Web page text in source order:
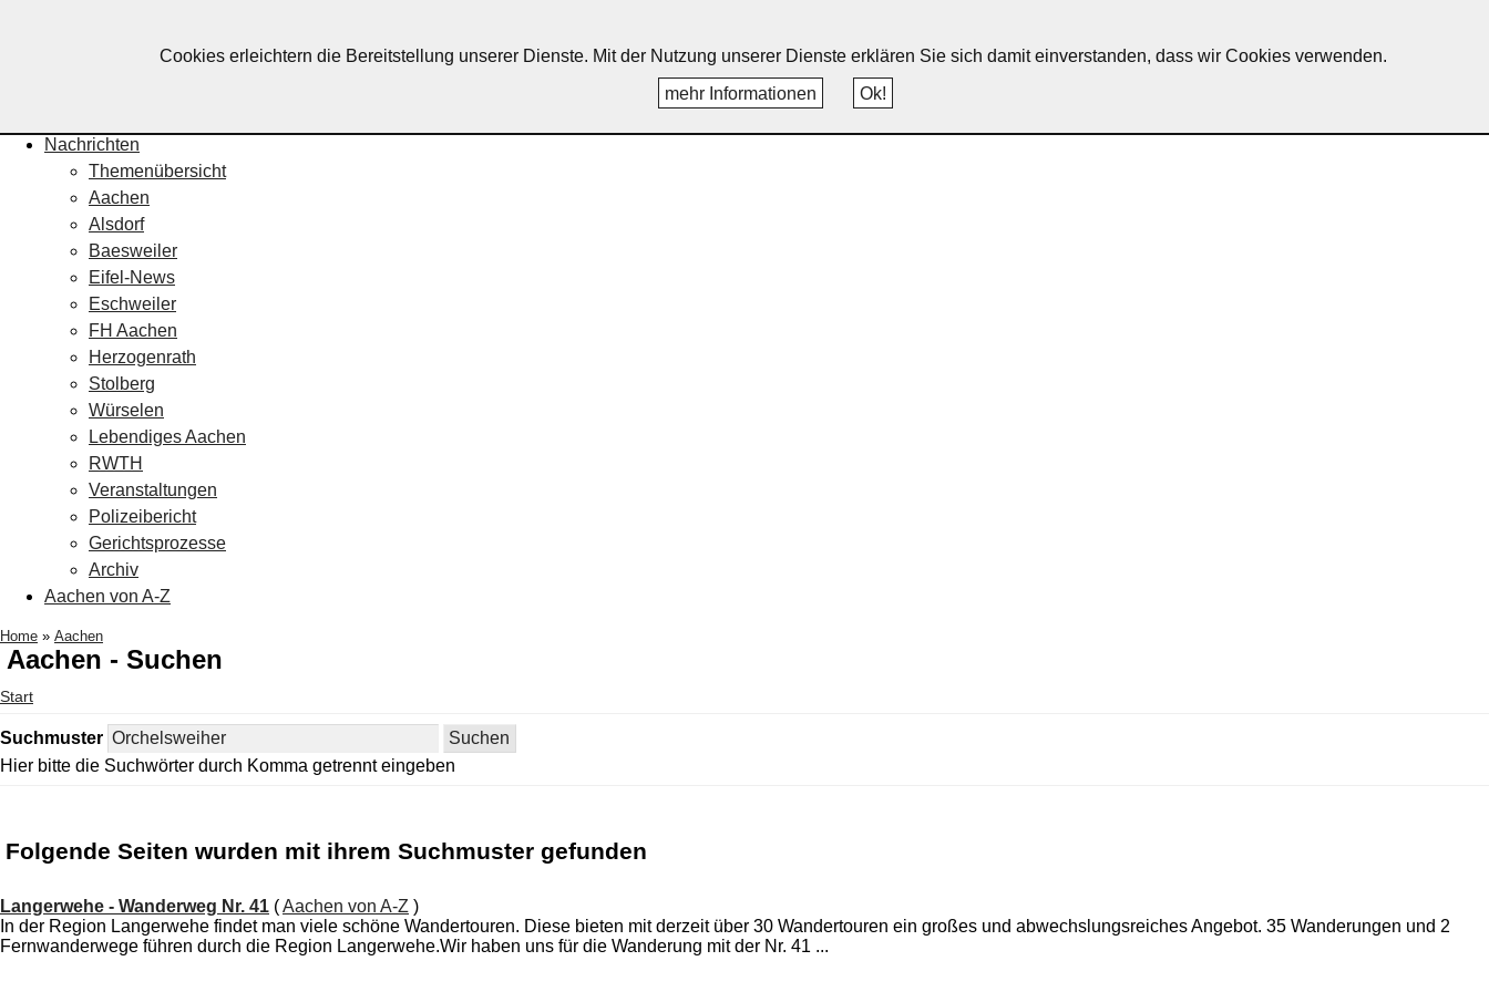
Nachrichten
Themenübersicht
Aachen
Alsdorf
Baesweiler
Eifel-News
Eschweiler
FH Aachen
Herzogenrath
Stolberg
Würselen
Lebendiges Aachen
RWTH
Veranstaltungen
Polizeibericht
Gerichtsprozesse
Archiv
Aachen von A-Z
Home » Aachen
Aachen - Suchen
Start
Suchmuster
Hier bitte die Suchwörter durch Komma getrennt eingeben
Folgende Seiten wurden mit ihrem Suchmuster gefunden
Langerwehe - Wanderweg Nr. 41 (Aachen von A-Z )
In der Region Langerwehe findet man viele schöne Wandertouren. Diese bieten mit derzeit über 30 Wandertouren ein großes und abwechslungsreiches Angebot. 35 Wanderungen und 2
Fernwanderwege führen durch die Region Langerwehe.Wir haben uns für die Wanderung mit der Nr. 41 ...
Cookies erleichtern die Bereitstellung unserer Dienste. Mit der Nutzung unserer Dienste erklären Sie sich damit einverstanden, dass wir Cookies verwenden.
mehr Informationen
Ok!